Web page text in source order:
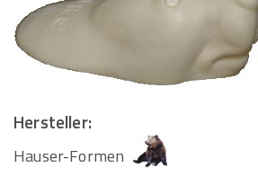
Hersteller:
Hauser-Formen